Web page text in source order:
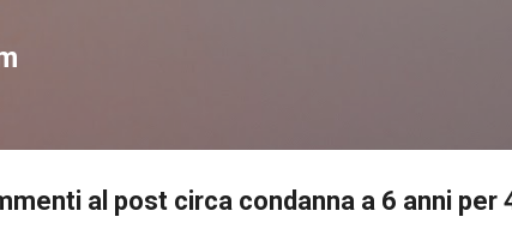
al post circa condanna a 6 anni per